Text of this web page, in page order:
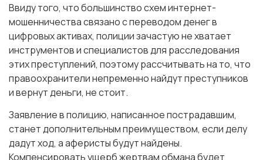
Ввиду того, что большинство схем интернет-
мошенничества связано с переводом денег в
цифровых активах, полиции зачастую не хватает
инструментов и специалистов для расследования
этих преступлений, поэтому рассчитывать на то, что
правоохранители непременно найдут преступников
и вернут деньги, не стоит.
Заявление в полицию, написанное пострадавшим,
станет дополнительным преимуществом, если делу
дадут ход, а аферисты будут найдены.
Компенсировать ущерб жертвам обмана будет